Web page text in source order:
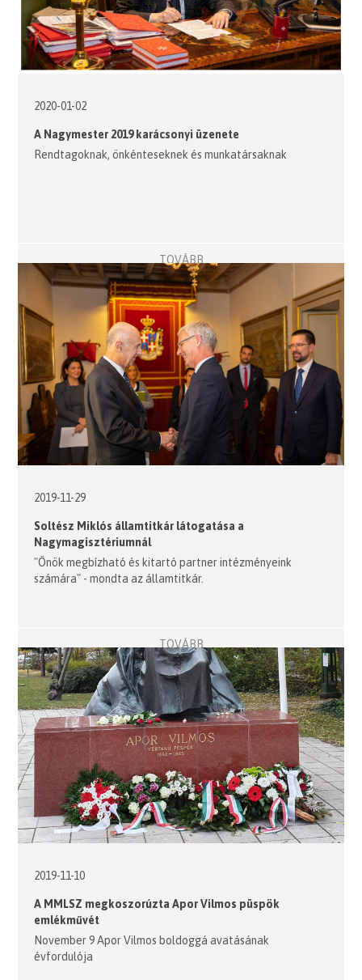
2020-01-02
A Nagymester 2019 karácsonyi üzenete
Rendtagoknak, önkénteseknek és munkatársaknak
TOVÁBB
2019-11-29
Soltész Miklós államtitkár látogatása a
Nagymagisztériumnál
"Önök megbízható és kitartó partner intézményeink
számára" - mondta az államtitkár.
TOVÁBB
2019-11-10
A MMLSZ megkoszorúzta Apor Vilmos püspök
emlékművét
November 9 Apor Vilmos boldoggá avatásának
évfordulója